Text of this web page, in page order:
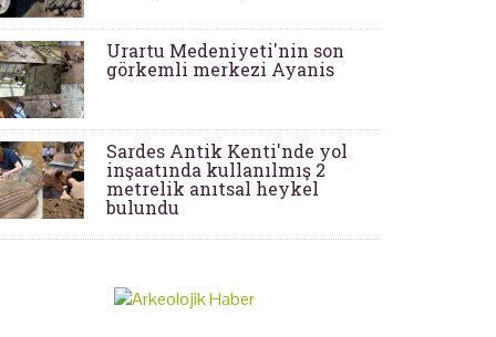
Urartu Medeniyeti'nin son
görkemli merkezi Ayanis
Sardes Antik Kenti'nde yol
inşaatında kullanılmış 2
metrelik anıtsal heykel
bulundu